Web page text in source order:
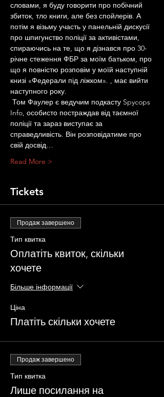
словами, я буду говорити про побічний
збиток, тло книги, але без спойлерів. А
потім я візьму участь у панельній дискусії
про шпигунство поліції за активістами,
спираючись на те, що я дізнався про 30-
річне стеження ФБР за моїм батьком, про
що я повністю розповім у моїй наступній
книзі «Федерали під ліжком». , має вийти
наступного року.
Info, особисто постраждав від таємної
поліції та зараз виступає за
справедливість. Він розповідатиме про
свій досвід…
Read More >
Tickets
Продаж завершено
Тип квитка
Оплатіть квиток, скільки
хочете
Більше інформації
Ціна
Платіть скільки хочете
Продаж завершено
Тип квитка
Лише посилання на